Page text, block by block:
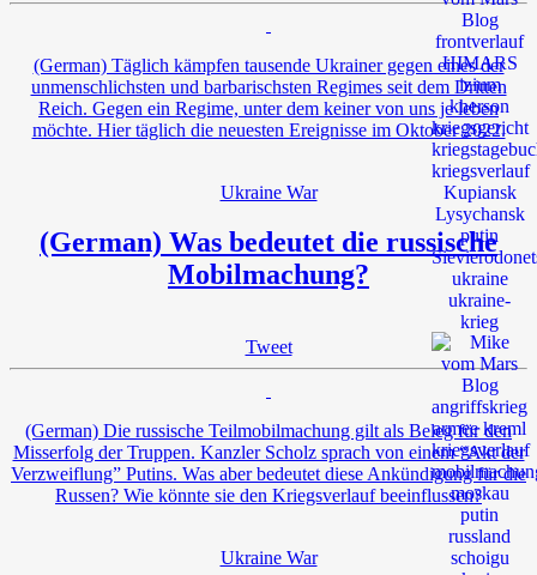
(German) Täglich kämpfen tausende Ukrainer gegen eines der
unmenschlichsten und barbarischsten Regimes seit dem Dritten
Reich. Gegen ein Regime, unter dem keiner von uns je leben
möchte. Hier täglich die neuesten Ereignisse im Oktober 2022.
Ukraine War
(German) Was bedeutet die russische
Mobilmachung?
Tweet
(German) Die russische Teilmobilmachung gilt als Beleg für den
Misserfolg der Truppen. Kanzler Scholz sprach von einem “Akt der
Verzweiflung” Putins. Was aber bedeutet diese Ankündigung für die
Russen? Wie könnte sie den Kriegsverlauf beeinflussen?
Ukraine War